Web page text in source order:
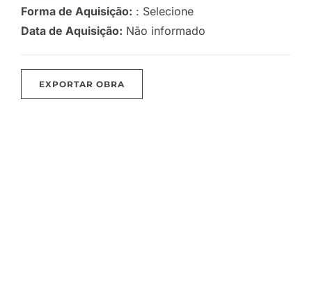
Forma de Aquisição: : Selecione
Data de Aquisição: Não informado
EXPORTAR OBRA